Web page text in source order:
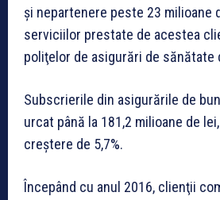
şi nepartenere peste 23 milioane
serviciilor prestate de acestea
poliţelor de asigurări de sănătate
Subscrierile din asigurările de
urcat până la 181,2 milioane de
creştere de 5,7%.
Începând cu anul 2016, clienţii